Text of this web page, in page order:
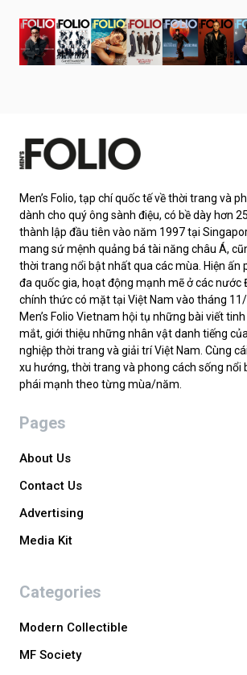
Men’s Folio, tạp chí quốc tế về thời trang và
dành cho quý ông sành điệu, có bề dày hơn
thành lập đầu tiên vào năm 1997 tại
mang sứ mệnh quảng bá tài năng châu Á,
thời trang nổi bật nhất qua các mùa. Hiện ấn
đa quốc gia, hoạt động mạnh mẽ ở các nước
chính thức có mặt tại Việt Nam vào tháng
Men’s Folio Vietnam hội tụ những bài viết
mắt, giới thiệu những nhân vật danh tiếng
nghiệp thời trang và giải trí Việt Nam. Cùng
xu hướng, thời trang và phong cách sống nổi
phái mạnh theo từng mùa/năm.
Pages
About Us
Contact Us
Advertising
Media Kit
Categories
Modern Collectible
MF Society